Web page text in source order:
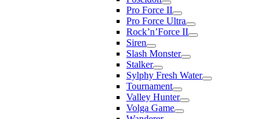
Pro Force II
Pro Force Ultra
Rock’n’Force II
Siren
Slash Monster
Stalker
Sylphy Fresh Water
Tournament
Valley Hunter
Volga Game